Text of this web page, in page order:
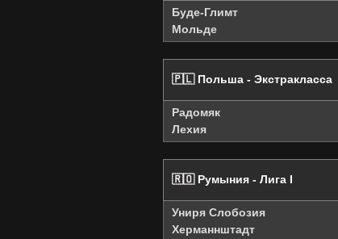
Буде-Глимт
Мольде
🇵🇱 Польша - Экстракласса
Радомяк
Лехия
🇷🇴 Румыния - Лига I
Униря Слобозия
Херманнштадт